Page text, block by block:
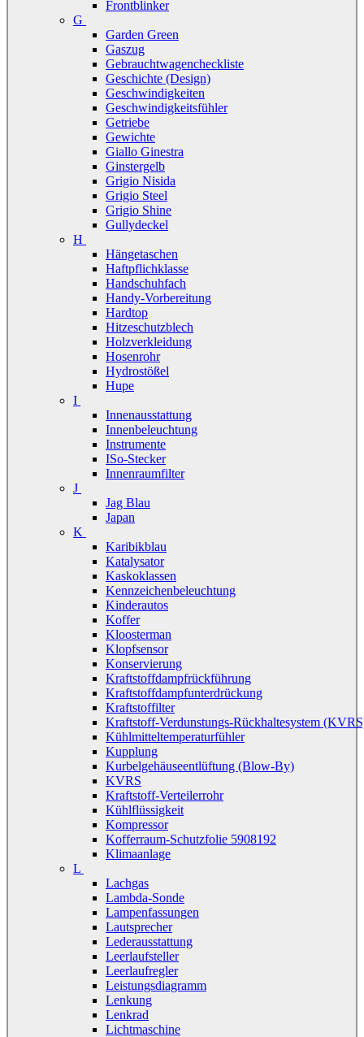
Frontblinker
G
Garden Green
Gaszug
Gebrauchtwagencheckliste
Geschichte (Design)
Geschwindigkeiten
Geschwindigkeitsfühler
Getriebe
Gewichte
Giallo Ginestra
Ginstergelb
Grigio Nisida
Grigio Steel
Grigio Shine
Gullydeckel
H
Hängetaschen
Haftpflichklasse
Handschuhfach
Handy-Vorbereitung
Hardtop
Hitzeschutzblech
Holzverkleidung
Hosenrohr
Hydrostößel
Hupe
I
Innenausstattung
Innenbeleuchtung
Instrumente
ISo-Stecker
Innenraumfilter
J
Jag Blau
Japan
K
Karibikblau
Katalysator
Kaskoklassen
Kennzeichenbeleuchtung
Kinderautos
Koffer
Kloosterman
Klopfsensor
Konservierung
Kraftstoffdampfrückführung
Kraftstoffdampfunterdrückung
Kraftstoffilter
Kraftstoff-Verdunstungs-Rückhaltesystem
Kühlmitteltemperaturfühler
Kupplung
Kurbelgehäuseentlüftung (Blow-By)
KVRS
Kraftstoff-Verteilerrohr
Kühlflüssigkeit
Kompressor
Kofferraum-Schutzfolie 5908192
Klimaanlage
L
Lachgas
Lambda-Sonde
Lampenfassungen
Lautsprecher
Lederausstattung
Leerlaufsteller
Leerlaufregler
Leistungsdiagramm
Lenkung
Lenkrad
Lichtmaschine